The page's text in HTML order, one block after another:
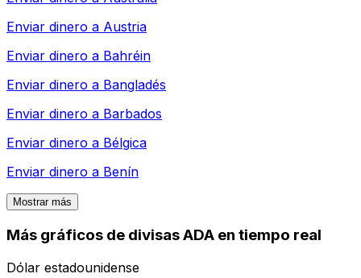
Enviar dinero a Austria
Enviar dinero a Bahréin
Enviar dinero a Bangladés
Enviar dinero a Barbados
Enviar dinero a Bélgica
Enviar dinero a Benín
Mostrar más
Más gráficos de divisas ADA en tiempo real
Dólar estadounidense